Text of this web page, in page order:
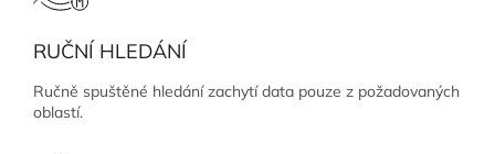
RUČNÍ HLEDÁNÍ
Ručně spuštěné hledání zachytí data pouze z požadovaných
oblastí.